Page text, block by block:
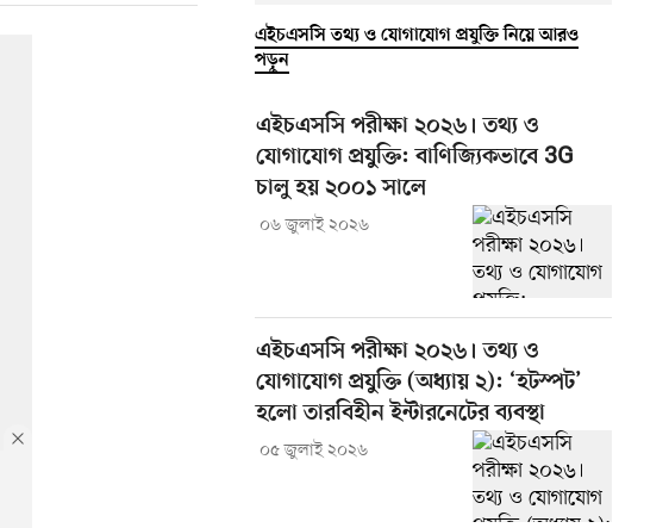
এইচএসসি তথ্য ও যোগাযোগ প্রযুক্তি নিয়ে আরও
পড়ুন
এইচএসসি পরীক্ষা ২০২৬। তথ্য ও
যোগাযোগ প্রযুক্তি: বাণিজ্যিকভাবে 3G
চালু হয় ২০০১ সালে
০৬ জুলাই ২০২৬
এইচএসসি পরীক্ষা ২০২৬। তথ্য ও
যোগাযোগ প্রযুক্তি (অধ্যায় ২): ‘হটস্পট’
হলো তারবিহীন ইন্টারনেটের ব্যবস্থা
০৫ জুলাই ২০২৬